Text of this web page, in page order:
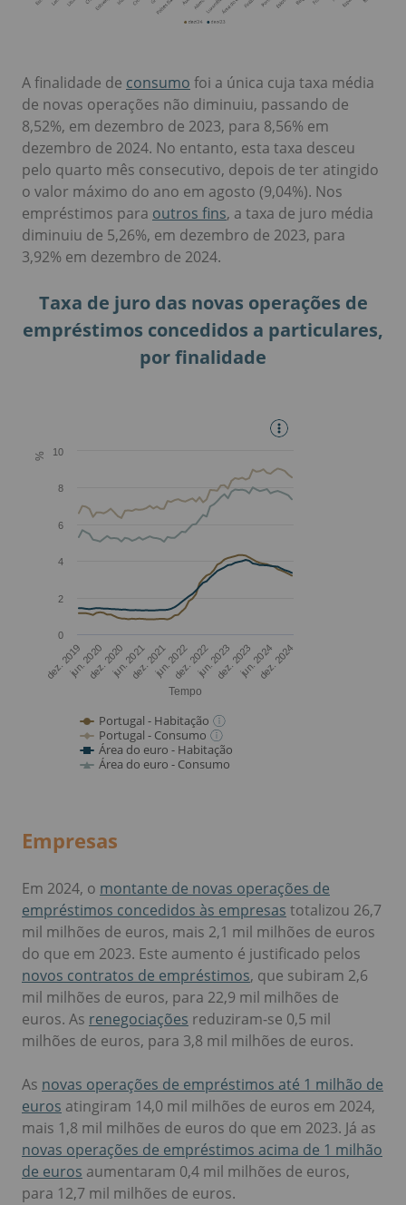
A finalidade de consumo foi a única cuja taxa média
de novas operações não diminuiu, passando de
8,52%, em dezembro de 2023, para 8,56% em
dezembro de 2024. No entanto, esta taxa desceu
pelo quarto mês consecutivo, depois de ter atingido
o valor máximo do ano em agosto (9,04%). Nos
empréstimos para outros fins, a taxa de juro média
diminuiu de 5,26%, em dezembro de 2023, para
3,92% em dezembro de 2024.
Taxa de juro das novas operações de
empréstimos concedidos a particulares,
por finalidade
Empresas
Em 2024, o montante de novas operações de
empréstimos concedidos às empresas totalizou 26,7
mil milhões de euros, mais 2,1 mil milhões de euros
do que em 2023. Este aumento é justificado pelos
novos contratos de empréstimos, que subiram 2,6
mil milhões de euros, para 22,9 mil milhões de
euros. As renegociações reduziram-se 0,5 mil
milhões de euros, para 3,8 mil milhões de euros.
As novas operações de empréstimos até 1 milhão de
euros atingiram 14,0 mil milhões de euros em 2024,
mais 1,8 mil milhões de euros do que em 2023. Já as
novas operações de empréstimos acima de 1 milhão
de euros aumentaram 0,4 mil milhões de euros,
para 12,7 mil milhões de euros.